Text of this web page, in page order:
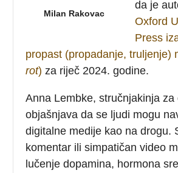
Milan Rakovac
da je
Oxford
Press
propast (propadanje, truljenje)
rot) za riječ 2024. godine.
Anna Lembke, stručnjakinja za
objašnjava da se ljudi mogu
digitalne medije kao na drogu.
komentar ili simpatičan video
lučenje dopamina, hormona